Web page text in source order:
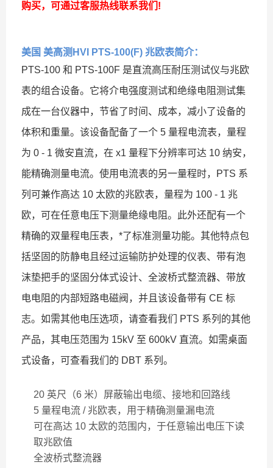
购买，可通过客服热线联系我们!
美国 美高测HVI PTS-100(F) 兆欧表简介：
PTS-100 和 PTS-100F 是直流高压耐压测试仪与兆欧
表的组合设备。它将介电强度测试和绝缘电阻测试集
成在一台仪器中，节省了时间、成本，减小了设备的
体积和重量。该设备配备了一个 5 量程电流表，量程
为 0 - 1 微安直流，在 x1 量程下分辨率可达 10 纳安，
能精确测量电流。使用电流表的另一量程时，PTS 系
列可兼作高达 10 太欧的兆欧表，量程为 100 - 1 兆
欧，可在任意电压下测量绝缘电阻。此外还配有一个
精确的双量程电压表，*了标准测量功能。其他特点包
括坚固的防静电且经过运输防护处理的仪表、带有泡
沫垫把手的坚固分体式设计、全波桥式整流器、带放
电电阻的内部短路电磁阀，并且该设备带有 CE 标
志。如需其他电压选项，请查看我们 PTS 系列的其他
产品，其电压范围为 15kV 至 600kV 直流。如需桌面
式设备，可查看我们的 DBT 系列。
20 英尺（6 米）屏蔽输出电缆、接地和回路线
5 量程电流 / 兆欧表，用于精确测量漏电流
可在高达 10 太欧的范围内，于任意输出电压下读
取兆欧值
全波桥式整流器